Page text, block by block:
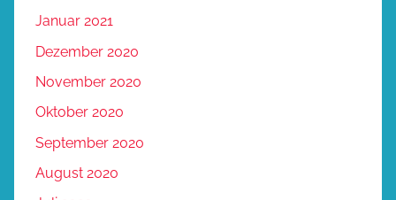
Januar 2021
Dezember 2020
November 2020
Oktober 2020
September 2020
August 2020